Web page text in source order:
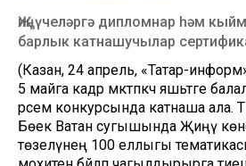
Җиңүчеләргә дипломнар һәм
барлык катнашучылар
(Казан, 24 апрель, «Татар-
5 майга кадәр мәктәпкәчә яшьтәге
рәсем конкурсында катнаша ала.
Бөек Ватан сугышында Җиңү
төзелүнең 100 еллыгы